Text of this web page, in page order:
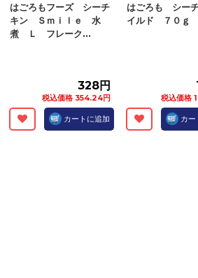
はごろもフーズ シーチ
キン Ｓｍｉｌｅ 水
煮 Ｌ フレーク...
328円
税込価格 354.24円
カートに追加
はごろも シー
イルド ７０ｇ
税込価格
カー